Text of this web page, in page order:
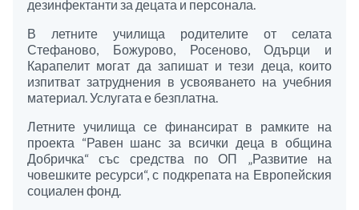
дезинфектанти за децата и персонала.
В летните училища родителите от селата
Стефаново, Божурово, Росеново, Одърци и
Карапелит могат да запишат и тези деца, които
изпитват затруднения в усвояването на учебния
материал. Услугата е безплатна.
Летните училища се финансират в рамките на
проекта “Равен шанс за всички деца в община
Добричка“ със средства по ОП „Развитие на
човешките ресурси“, с подкрепата на Европейския
социален фонд.